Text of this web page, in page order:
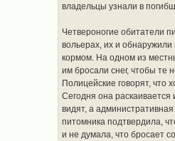
владельцы узнали в
Четвероногие обитатели
вольерах, их и
кормом. На одном из
им бросали снег, чтобы
Полицейские говорят, что
Сегодня она раскаивается
видят, а
питомника подтвердила,
и не думала, что бросает